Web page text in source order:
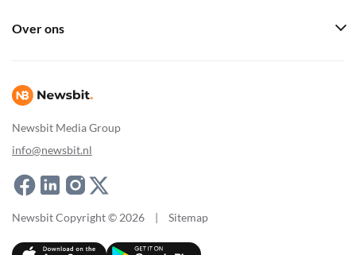
Newsbit Media Group
info@newsbit.nl
Over ons
Newsbit Copyright © 2026 Sitemap